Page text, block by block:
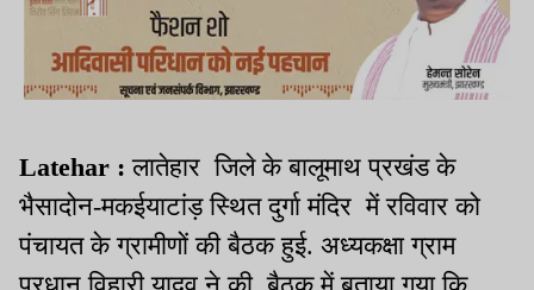
Latehar : लातेहार जिले के बालूमाथ प्रखंड के
भैसादोन-मकईयाटांड़ स्थित दुर्गा मंदिर में रविवार को
पंचायत के ग्रामीणों की बैठक हुई. अध्यकक्षा ग्राम